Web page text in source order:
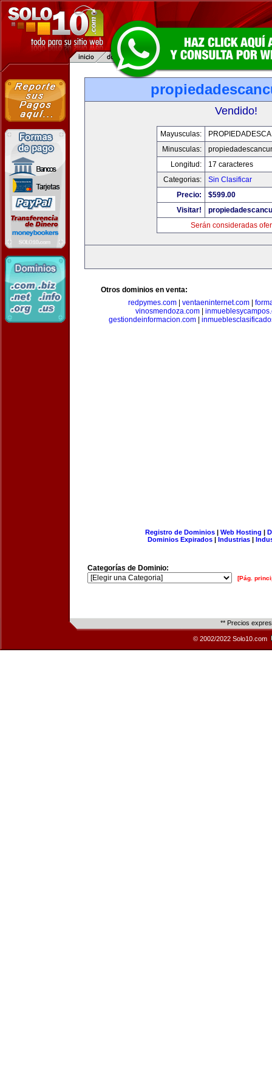
Vendido!
Mayusculas:
Minusculas:
Longitud:
17 caracteres
Categorias:
Sin Clasificar
Precio:
$599.00
Visitar!
Serán consideradas
Otros dominios en venta:
redpymes.com
ventaeninternet.com
vinosmendoza.com|
gestiondeinformacion.com
Registro de Dominios| Web Hosting |
Dominios Expirados | Industrias |
Categorías de Dominio:
[Pág.
** Precios
© 2002/2022 Solo10.com